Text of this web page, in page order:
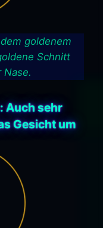
goldenem
Schnitt
Nase.
Auch sehr
Gesicht um